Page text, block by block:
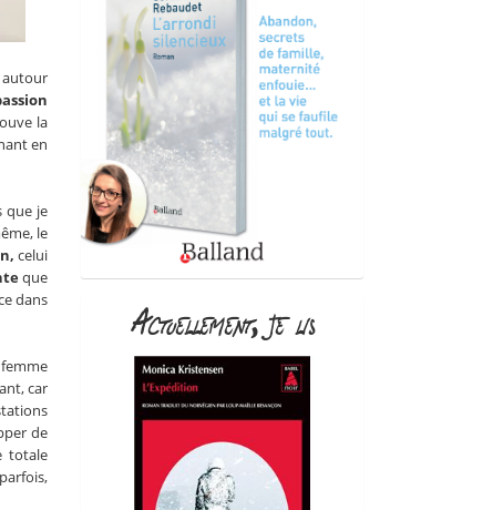
autour
la
en
que je
le
celui
que
dans
car
de
totale
Actuellement, je lis